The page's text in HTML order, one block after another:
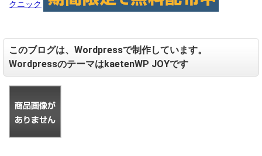
クニック
このブログは、Wordpressで制作しています。
WordpressのテーマはkaetenWP JOYです